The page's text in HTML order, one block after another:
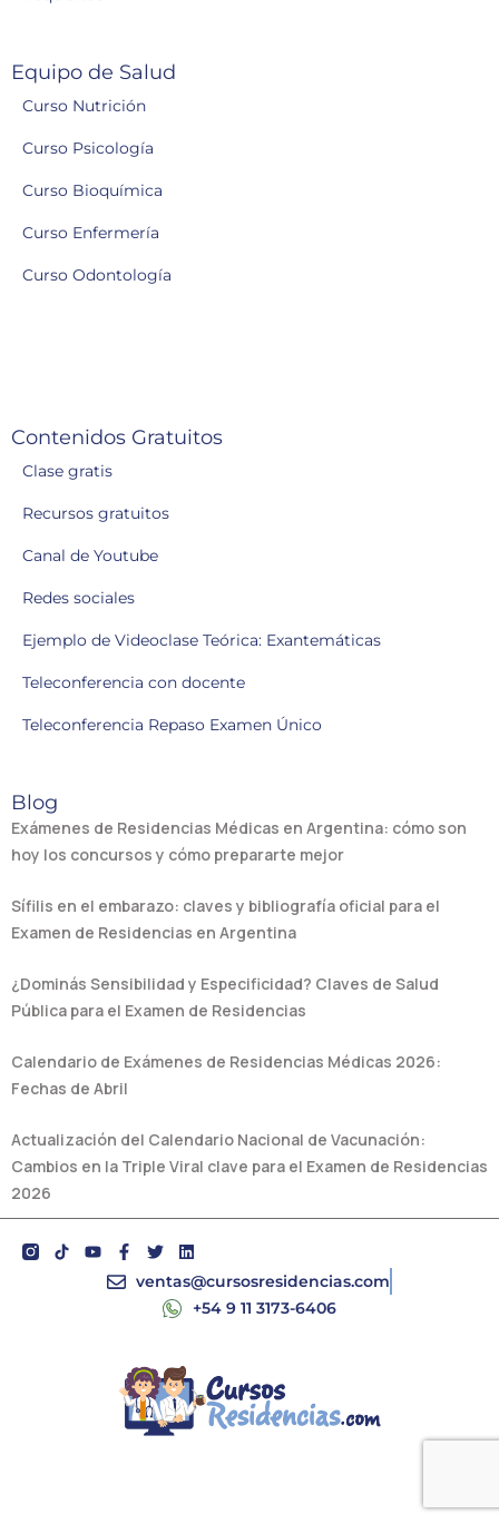
Equipo de Salud
Curso Nutrición
Curso Psicología
Curso Bioquímica
Curso Enfermería
Curso Odontología
Contenidos Gratuitos
Clase gratis
Recursos gratuitos
Canal de Youtube
Redes sociales
Ejemplo de Videoclase Teórica: Exantemáticas
Teleconferencia con docente
Teleconferencia Repaso Examen Único
Blog
Exámenes de Residencias Médicas en Argentina: cómo son
hoy los concursos y cómo prepararte mejor
Sífilis en el embarazo: claves y bibliografía oficial para el
Examen de Residencias en Argentina
¿Dominás Sensibilidad y Especificidad? Claves de Salud
Pública para el Examen de Residencias
Calendario de Exámenes de Residencias Médicas 2026:
Fechas de Abril
Actualización del Calendario Nacional de Vacunación:
Cambios en la Triple Viral clave para el Examen de Residencias
2026
Y
o
F
a
c
k
-
f
T
w
i
L
i
n
e
n
ventas@cursosresidencias.com
+54 9 11 3173-6406